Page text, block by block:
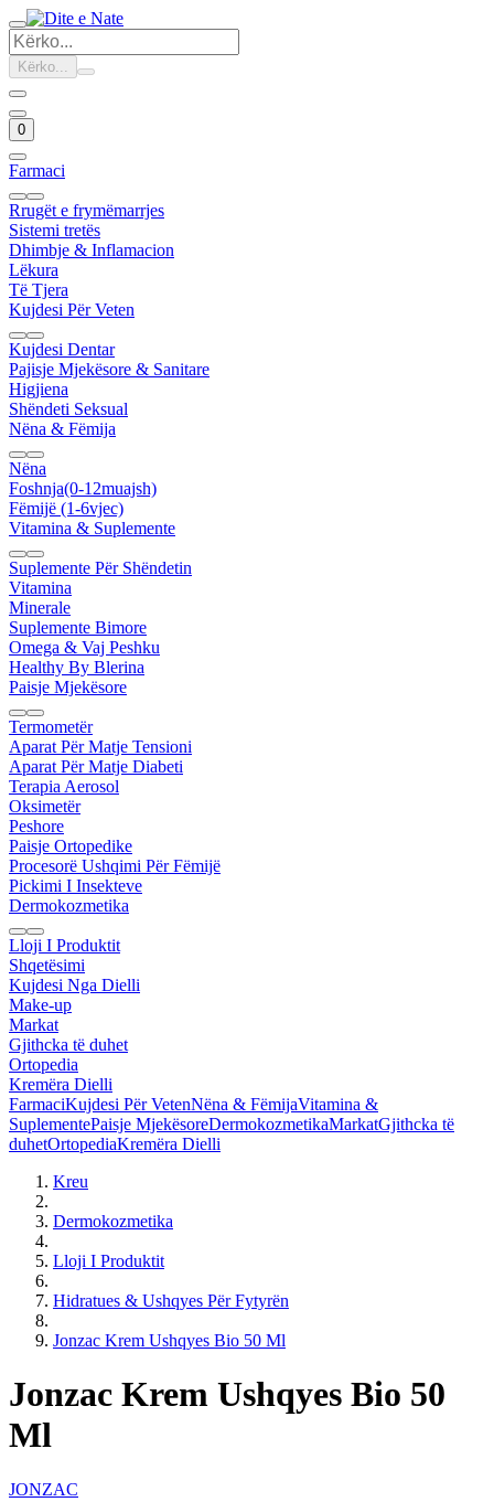
Kërko...
0
Farmaci
Rrugët e frymëmarrjes
Sistemi tretës
Dhimbje & Inflamacion
Lëkura
Të Tjera
Kujdesi Për Veten
Kujdesi Dentar
Pajisje Mjekësore & Sanitare
Higjiena
Shëndeti Seksual
Nëna & Fëmija
Nëna
Foshnja(0-12muajsh)
Fëmijë (1-6vjec)
Vitamina & Suplemente
Suplemente Për Shëndetin
Vitamina
Minerale
Suplemente Bimore
Omega & Vaj Peshku
Healthy By Blerina
Paisje Mjekësore
Termometër
Aparat Për Matje Tensioni
Aparat Për Matje Diabeti
Terapia Aerosol
Oksimetër
Peshore
Paisje Ortopedike
Procesorë Ushqimi Për Fëmijë
Pickimi I Insekteve
Dermokozmetika
Lloji I Produktit
Shqetësimi
Kujdesi Nga Dielli
Make-up
Markat
Gjithcka të duhet
Ortopedia
Kremëra Dielli
FarmaciKujdesi Për VetenNëna & FëmijaVitamina &
SuplementePaisje MjekësoreDermokozmetikaMarkatGjithcka të
duhetOrtopediaKremëra Dielli
Kreu
Dermokozmetika
Lloji I Produktit
Hidratues & Ushqyes Për Fytyrën
Jonzac Krem Ushqyes Bio 50 Ml
Jonzac Krem Ushqyes Bio 50
Ml
JONZAC